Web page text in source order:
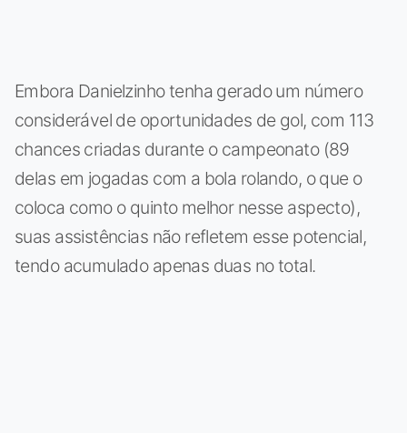
Embora Danielzinho tenha gerado um número
considerável de oportunidades de gol, com 113
chances criadas durante o campeonato (89
delas em jogadas com a bola rolando, o que o
coloca como o quinto melhor nesse aspecto),
suas assistências não refletem esse potencial,
tendo acumulado apenas duas no total.